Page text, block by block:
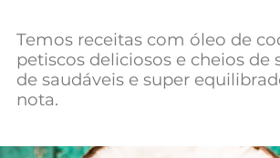
Negócios
Mundial 2026
Temos receitas com óleo de
petiscos deliciosos e cheios de
de saudáveis e super
nota.